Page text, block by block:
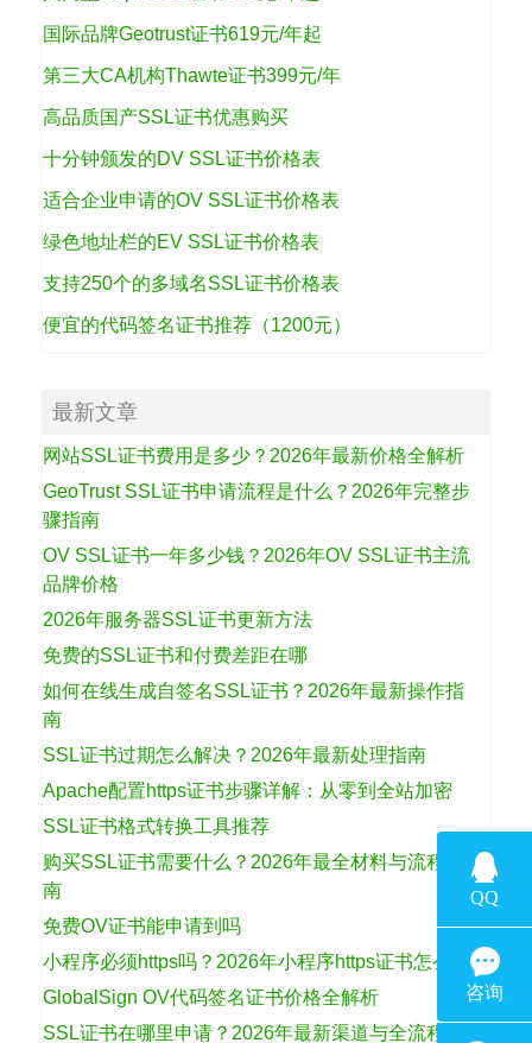
国际品牌Geotrust证书619元/年起
第三大CA机构Thawte证书399元/年
高品质国产SSL证书优惠购买
十分钟颁发的DV SSL证书价格表
适合企业申请的OV SSL证书价格表
绿色地址栏的EV SSL证书价格表
支持250个的多域名SSL证书价格表
便宜的代码签名证书推荐（1200元）
最新文章
网站SSL证书费用是多少？2026年最新价格全解析
GeoTrust SSL证书申请流程是什么？2026年完整步
骤指南
OV SSL证书一年多少钱？2026年OV SSL证书主流
品牌价格
2026年服务器SSL证书更新方法
免费的SSL证书和付费差距在哪
如何在线生成自签名SSL证书？2026年最新操作指
南
SSL证书过期怎么解决？2026年最新处理指南
Apache配置https证书步骤详解：从零到全站加密
SSL证书格式转换工具推荐
购买SSL证书需要什么？2026年最全材料与流程指
南
免费OV证书能申请到吗
小程序必须https吗？2026年小程序https证书怎么选
GlobalSign OV代码签名证书价格全解析
SSL证书在哪里申请？2026年最新渠道与全流程指